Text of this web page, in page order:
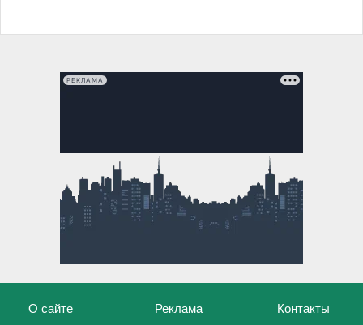
РЕКЛАМА
О сайте Реклама Контакты